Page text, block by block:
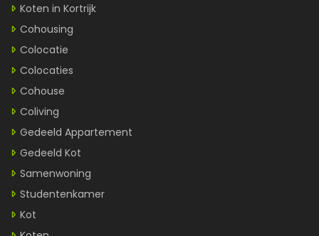
Koten in Kortrijk
Cohousing
Colocatie
Colocaties
Cohouse
Coliving
Gedeeld Appartement
Gedeeld Kot
Samenwoning
Studentenkamer
Kot